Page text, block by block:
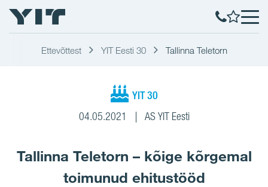
Ettevõttest YIT Eesti 30 Tallinna Teletorn
YIT 30
04.05.2021 AS YIT Eesti
Tallinna Teletorn – kõige kõrgemal
toimunud ehitustööd